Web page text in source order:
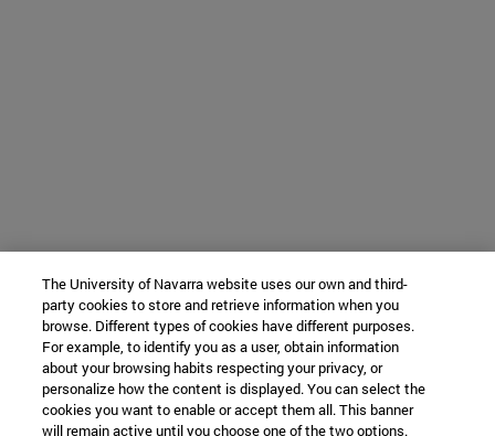
The University of Navarra website uses our own and third-
party cookies to store and retrieve information when you
browse. Different types of cookies have different purposes.
For example, to identify you as a user, obtain information
about your browsing habits respecting your privacy, or
personalize how the content is displayed. You can select the
cookies you want to enable or accept them all. This banner
will remain active until you choose one of the two options.